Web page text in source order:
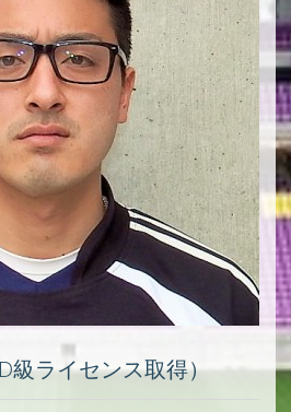
ライセンス取得）